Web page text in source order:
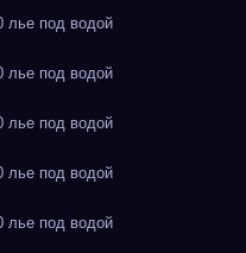
под водой
под водой
под водой
под водой
под водой